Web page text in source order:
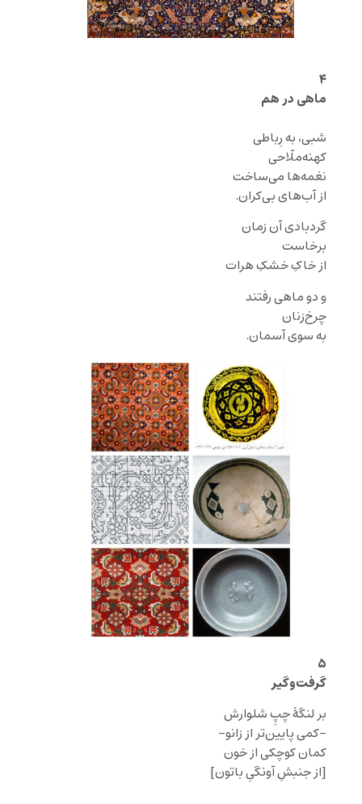
۴
ماهی در هم
شبی، به رِباطی
کهنه‌ملّاحی
نغمه‌‌ها می‌ساخت
از آب‌های بی‌کران.
گردبادی آن زمان
برخاست
از خاکِ خشکِهرات
و دو ماهی رفتند
چر‌خ‌زنان
به سوی آسمان.
۵
گرفت‌وگیر
‌بر لنگهٔ چپِ شلوارش
-کمی پایین‌تر از زانو-
کمان کوچکی از خون
[از جنبشِ آونگیِ باتون]